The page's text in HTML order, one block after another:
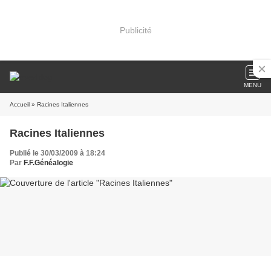
Publicité
MENU
Accueil » Racines Italiennes
Racines Italiennes
Publié le 30/03/2009 à 18:24
Par F.F.Généalogie